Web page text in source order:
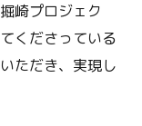
崎プロジェク
くださっている
ただき、実現し